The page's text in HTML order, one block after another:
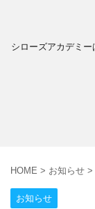
シローズアカデミ
HOME > お知らせ >
お知らせ